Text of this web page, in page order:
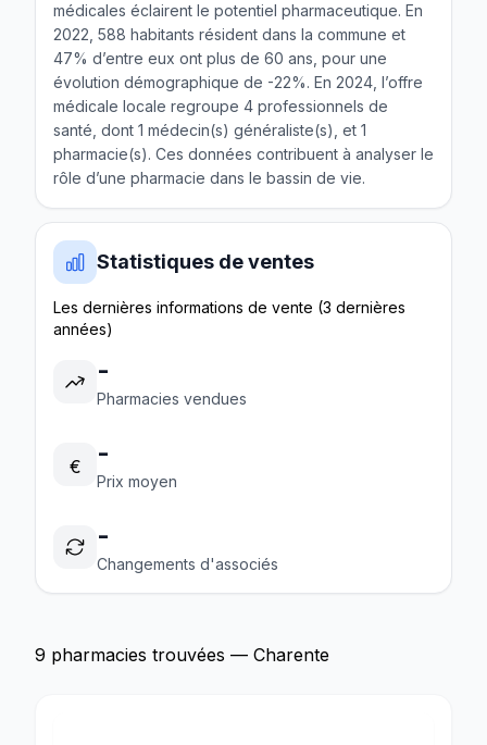
médicales éclairent le potentiel pharmaceutique. En
2022, 588 habitants résident dans la commune et
47% d’entre eux ont plus de 60 ans, pour une
évolution démographique de -22%. En 2024, l’offre
médicale locale regroupe 4 professionnels de
santé, dont 1 médecin(s) généraliste(s), et 1
pharmacie(s). Ces données contribuent à analyser le
rôle d’une pharmacie dans le bassin de vie.
Statistiques de ventes
Les dernières informations de vente (3 dernières
années)
-
Pharmacies vendues
€ -
Prix moyen
-
Changements d'associés
9 pharmacies trouvées — Charente